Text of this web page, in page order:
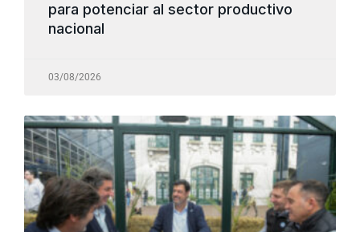
para potenciar al sector productivo
nacional
03/08/2026